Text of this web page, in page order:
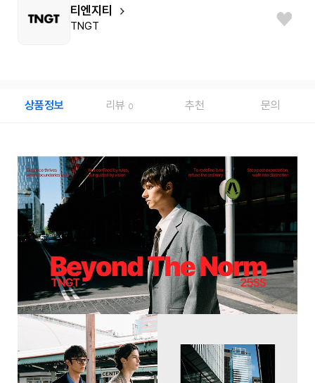
티엔지티
TNGT
상품정보 리뷰 0 추천 문의